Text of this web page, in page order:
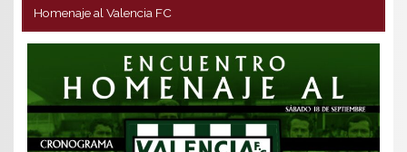
Homenaje al Valencia FC